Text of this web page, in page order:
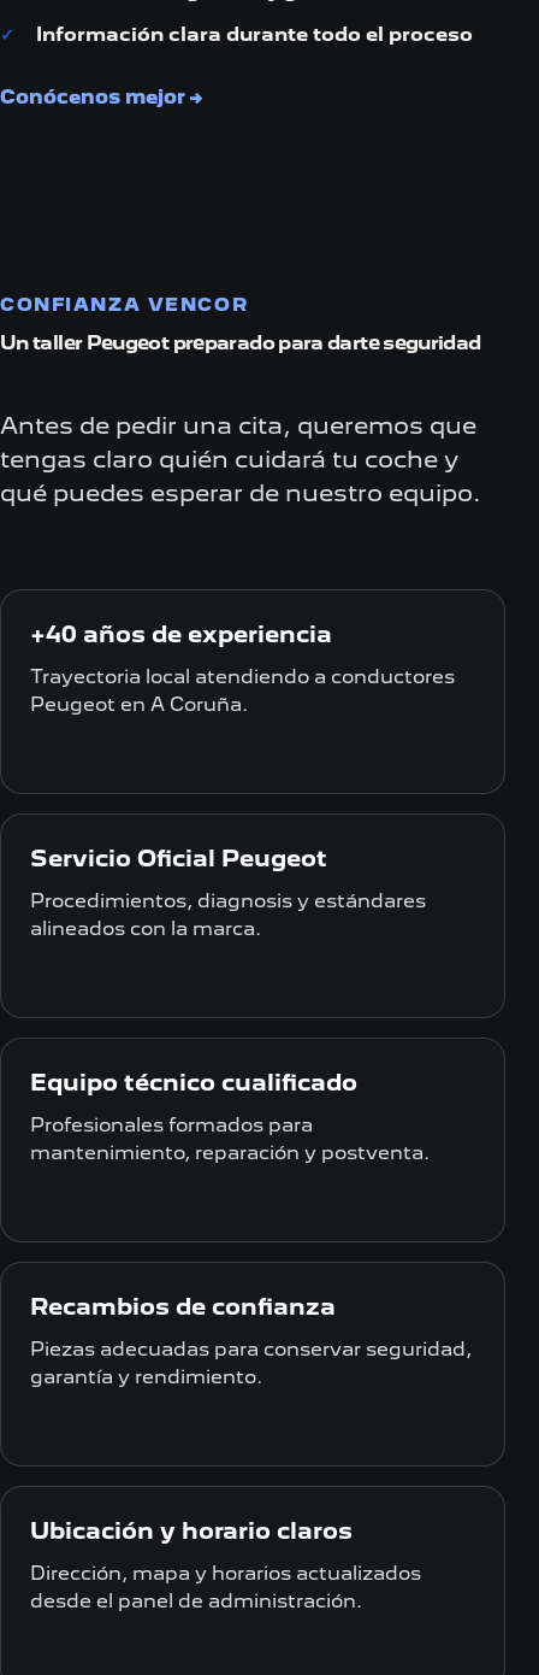
Información clara durante todo el proceso
Conócenos mejor →
CONFIANZA VENCOR
Un taller Peugeot preparado para darte seguridad
Antes de pedir una cita, queremos que
tengas claro quién cuidará tu coche y
qué puedes esperar de nuestro equipo.
+40 años de experiencia
Trayectoria local atendiendo a conductores
Peugeot en A Coruña.
Servicio Oficial Peugeot
Procedimientos, diagnosis y estándares
alineados con la marca.
Equipo técnico cualificado
Profesionales formados para
mantenimiento, reparación y postventa.
Recambios de confianza
Piezas adecuadas para conservar seguridad,
garantía y rendimiento.
Ubicación y horario claros
Dirección, mapa y horarios actualizados
desde el panel de administración.